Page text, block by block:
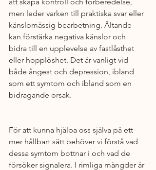
men leder varken till praktiska svar eller
känslomässig bearbetning. Ältande
kan förstärka negativa känslor och
bidra till en upplevelse av fastlåsthet
eller hopplöshet. Det är vanligt vid
både ångest och depression, ibland
som ett symtom och ibland som en
bidragande orsak.
För att kunna hjälpa oss själva på ett
mer hållbart sätt behöver vi förstå vad
dessa symtom bottnar i och vad de
försöker signalera. I rimliga mängder är